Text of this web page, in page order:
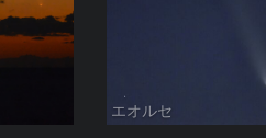
エオルセ